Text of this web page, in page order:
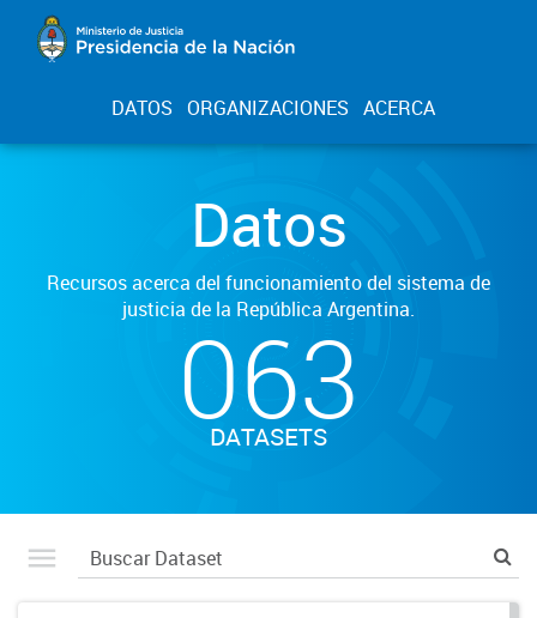
DATOS ORGANIZACIONES ACERCA
Datos
Recursos acerca del funcionamiento del sistema de
justicia de la República Argentina.
063
DATASETS